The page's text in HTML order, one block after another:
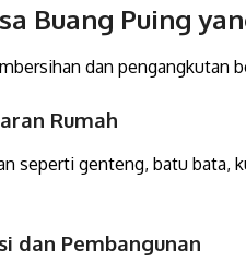
Buang Puing
dan pengangkutan
Rumah
seperti genteng, batu bata,
dan Pembangunan